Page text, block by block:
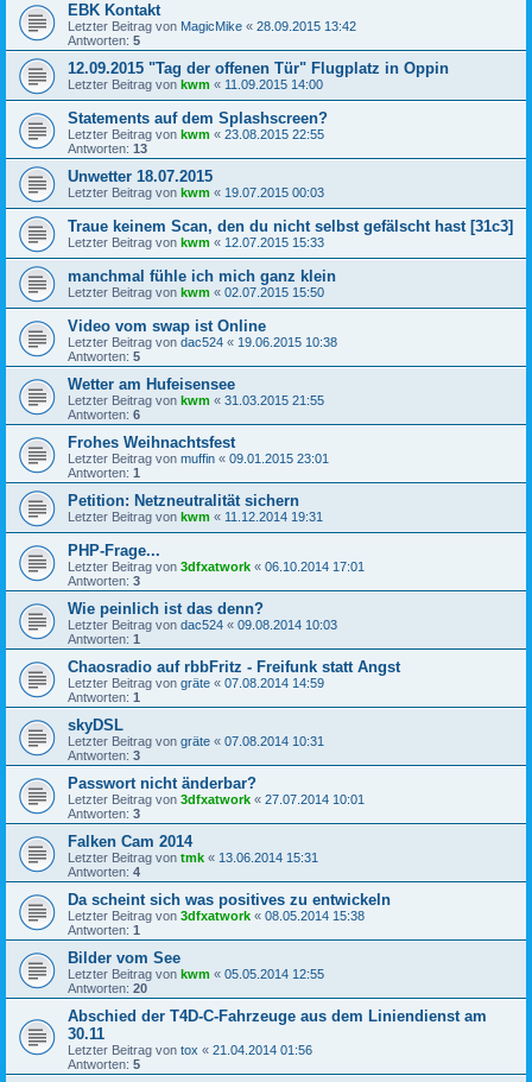
EBK Kontakt
Letzter Beitrag von MagicMike « 28.09.2015 13:42
Antworten: 5
12.09.2015 "Tag der offenen Tür" Flugplatz in Oppin
Letzter Beitrag von kwm « 11.09.2015 14:00
Statements auf dem Splashscreen?
Letzter Beitrag von kwm « 23.08.2015 22:55
Antworten: 13
Unwetter 18.07.2015
Letzter Beitrag von kwm « 19.07.2015 00:03
Traue keinem Scan, den du nicht selbst gefälscht hast [31c3]
Letzter Beitrag von kwm « 12.07.2015 15:33
manchmal fühle ich mich ganz klein
Letzter Beitrag von kwm « 02.07.2015 15:50
Video vom swap ist Online
Letzter Beitrag von dac524 « 19.06.2015 10:38
Antworten: 5
Wetter am Hufeisensee
Letzter Beitrag von kwm « 31.03.2015 21:55
Antworten: 6
Frohes Weihnachtsfest
Letzter Beitrag von muffin « 09.01.2015 23:01
Antworten: 1
Petition: Netzneutralität sichern
Letzter Beitrag von kwm « 11.12.2014 19:31
PHP-Frage...
Letzter Beitrag von 3dfxatwork « 06.10.2014 17:01
Antworten: 3
Wie peinlich ist das denn?
Letzter Beitrag von dac524 « 09.08.2014 10:03
Antworten: 1
Chaosradio auf rbbFritz - Freifunk statt Angst
Letzter Beitrag von gräte « 07.08.2014 14:59
Antworten: 1
skyDSL
Letzter Beitrag von gräte « 07.08.2014 10:31
Antworten: 3
Passwort nicht änderbar?
Letzter Beitrag von 3dfxatwork « 27.07.2014 10:01
Antworten: 3
Falken Cam 2014
Letzter Beitrag von tmk « 13.06.2014 15:31
Antworten: 4
Da scheint sich was positives zu entwickeln
Letzter Beitrag von 3dfxatwork « 08.05.2014 15:38
Antworten: 1
Bilder vom See
Letzter Beitrag von kwm « 05.05.2014 12:55
Antworten: 20
Abschied der T4D-C-Fahrzeuge aus dem Liniendienst am
30.11
Letzter Beitrag von tox « 21.04.2014 01:56
Antworten: 5